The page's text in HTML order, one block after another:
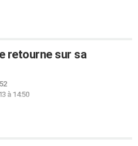
retourne sur sa
à 14:50